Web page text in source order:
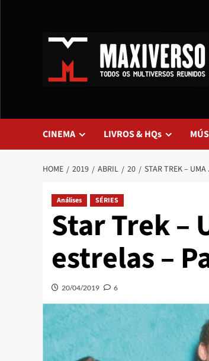
CINEMA LIVROS & HQs
HOME 2019 ABRIL 20 STAR TREK –
Análises SÉRIES
Star Trek –
estrelas –
20/04/2019 6